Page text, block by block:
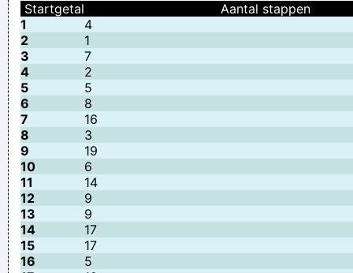
Startgetal
Aantal stappen
1
4
2
1
3
7
4
2
5
5
6
8
7
16
8
3
9
19
10
6
11
14
12
9
13
9
14
17
15
17
16
5